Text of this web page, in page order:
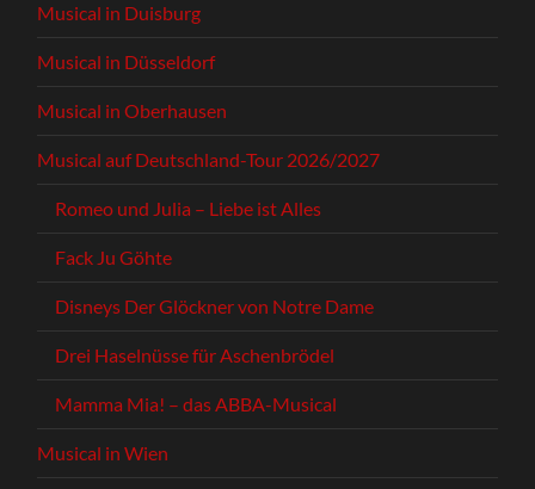
Musical in Duisburg
Musical in Düsseldorf
Musical in Oberhausen
Musical auf Deutschland-Tour 2026/2027
Romeo und Julia – Liebe ist Alles
Fack Ju Göhte
Disneys Der Glöckner von Notre Dame
Drei Haselnüsse für Aschenbrödel
Mamma Mia! – das ABBA-Musical
Musical in Wien